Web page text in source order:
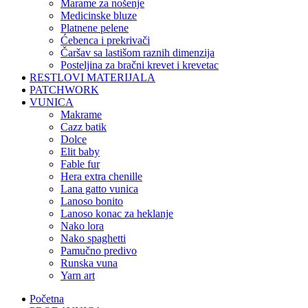
marame za nošenje
medicinske bluze
platnene pelene
ćebenca i prekrivači
čaršav sa lastišom raznih dimenzija
posteljina za bračni krevet i krevetac
RESTLOVI MATERIJALA
PATCHWORK
VUNICA
makrame
cazz batik
dolce
elit baby
fable fur
hera extra chenille
lana gatto vunica
lanoso bonito
lanoso konac za heklanje
nako lora
nako spaghetti
pamučno predivo
runska vuna
yarn art
Početna